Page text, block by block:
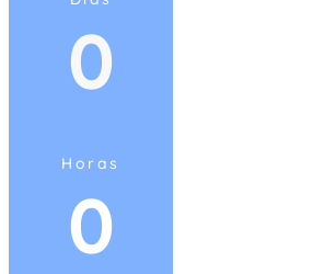
0
Horas
0